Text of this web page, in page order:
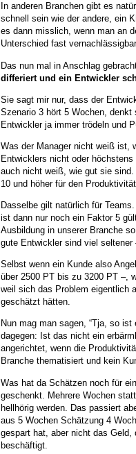
In anderen Branchen gibt es
schnell sein wie der andere, ein
es dann misslich, wenn man an
Unterschied fast
Das nun mal in Anschlag
differiert und ein Entwickler
Sie sagt mir nur, dass der
Szenario 3 hört 5 Wochen,
Entwickler ja immer trödeln und
Was der Manager nicht weiß ist,
Entwicklers nicht oder
auch nicht weiß, wie gut sie
10 und höher für den
Dasselbe gilt natürlich für
ist dann nur noch ein Faktor 5
Ausbildung in unserer Branche
gute Entwickler sind viel
Selbst wenn ein Kunde also
über 2500 PT bis zu 3200 PT –,
weil sich das Problem eigentlich
geschätzt hätten.
Nun mag man sagen, “Tja, so
dagegen: Ist das nicht ein
angerichtet, wenn die
Branche thematisiert und kein
Was hat da Schätzen noch für
geschenkt. Mehrere Wochen
hellhörig werden. Das passiert
aus 5 Wochen Schätzung 4
gespart hat, aber nicht das
beschäftigt.